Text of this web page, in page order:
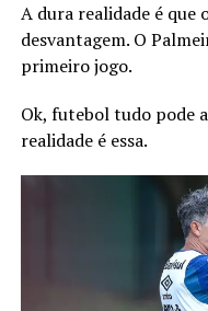
A dura realidade é que
desvantagem. O
primeiro jogo.
Ok, futebol tudo pode
realidade é essa.